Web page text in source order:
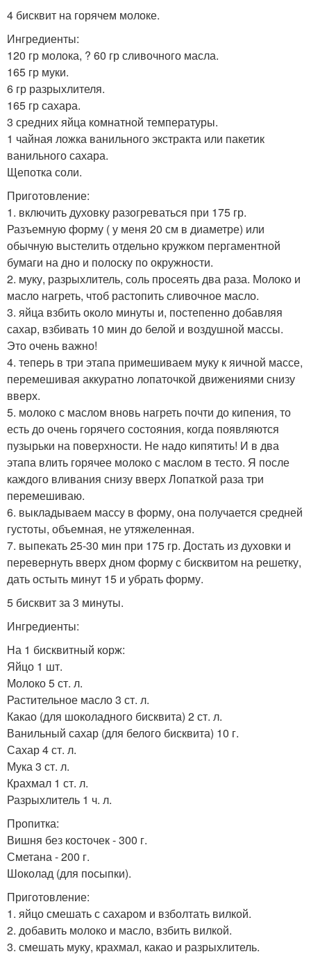
4 бисквит на горячем молоке.
Ингредиенты:
120 гр молока, ? 60 гр сливочного масла.
165 гр муки.
6 гр разрыхлителя.
165 гр сахара.
3 средних яйца комнатной температуры.
1 чайная ложка ванильного экстракта или пакетик
ванильного сахара.
Щепотка соли.
Приготовление:
1. включить духовку разогреваться при 175 гр.
Разъемную форму ( у меня 20 см в диаметре) или
обычную выстелить отдельно кружком пергаментной
бумаги на дно и полоску по окружности.
2. муку, разрыхлитель, соль просеять два раза. Молоко и
масло нагреть, чтоб растопить сливочное масло.
3. яйца взбить около минуты и, постепенно добавляя
сахар, взбивать 10 мин до белой и воздушной массы.
Это очень важно!
4. теперь в три этапа примешиваем муку к яичной массе,
перемешивая аккуратно лопаточкой движениями снизу
вверх.
5. молоко с маслом вновь нагреть почти до кипения, то
есть до очень горячего состояния, когда появляются
пузырьки на поверхности. Не надо кипятить! И в два
этапа влить горячее молоко с маслом в тесто. Я после
каждого вливания снизу вверх Лопаткой раза три
перемешиваю.
6. выкладываем массу в форму, она получается средней
густоты, объемная, не утяжеленная.
7. выпекать 25-30 мин при 175 гр. Достать из духовки и
перевернуть вверх дном форму с бисквитом на решетку,
дать остыть минут 15 и убрать форму.
5 бисквит за 3 минуты.
Ингредиенты:
На 1 бисквитный корж:
Яйцо 1 шт.
Молоко 5 ст. л.
Растительное масло 3 ст. л.
Какао (для шоколадного бисквита) 2 ст. л.
Ванильный сахар (для белого бисквита) 10 г.
Сахар 4 ст. л.
Мука 3 ст. л.
Крахмал 1 ст. л.
Разрыхлитель 1 ч. л.
Пропитка:
Вишня без косточек - 300 г.
Сметана - 200 г.
Шоколад (для посыпки).
Приготовление:
1. яйцо смешать с сахаром и взболтать вилкой.
2. добавить молоко и масло, взбить вилкой.
3. смешать муку, крахмал, какао и разрыхлитель.